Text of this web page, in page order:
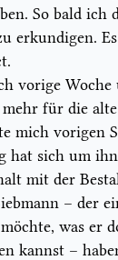
. So bald ich
erkundigen.
vorige
für die
mich vorigen
hat sich um
mit der
– der
was er
kannst –